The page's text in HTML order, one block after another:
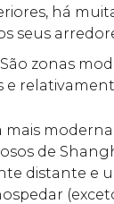
há
seus
São zonas
e
mais
de
distante e